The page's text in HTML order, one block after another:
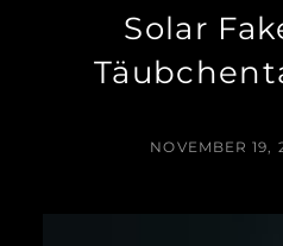
Solar
NOVEMBER 19,